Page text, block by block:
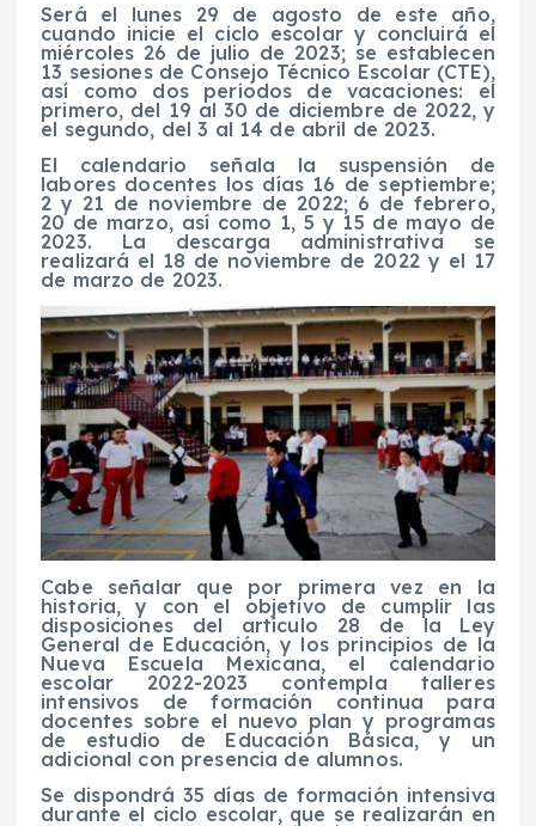
Será el lunes 29 de agosto de este año,
cuando inicie el ciclo escolar y concluirá el
miércoles 26 de julio de 2023; se establecen
13 sesiones de Consejo Técnico Escolar (CTE),
así como dos periodos de vacaciones: el
primero, del 19 al 30 de diciembre de 2022, y
el segundo, del 3 al 14 de abril de 2023.
El calendario señala la suspensión de
labores docentes los días 16 de septiembre;
2 y 21 de noviembre de 2022; 6 de febrero,
20 de marzo, así como 1, 5 y 15 de mayo de
2023. La descarga administrativa se
realizará el 18 de noviembre de 2022 y el 17
de marzo de 2023.
Cabe señalar que por primera vez en la
historia, y con el objetivo de cumplir las
disposiciones del artículo 28 de la Ley
General de Educación, y los principios de la
Nueva Escuela Mexicana, el calendario
escolar 2022-2023 contempla talleres
intensivos de formación continua para
docentes sobre el nuevo plan y programas
de estudio de Educación Básica, y un
adicional con presencia de alumnos.
Se dispondrá 35 días de formación intensiva
durante el ciclo escolar, que se realizarán en